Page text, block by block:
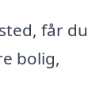
får du
bolig,